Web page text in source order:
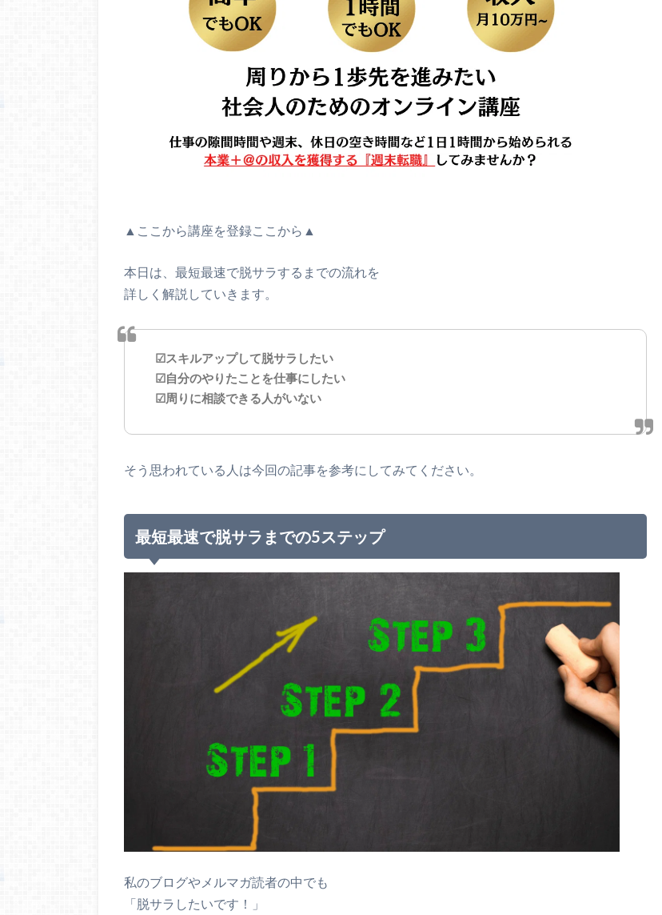
▲ここから講座を登録ここから▲
本日は、最短最速で脱サラするまでの流れを
詳しく解説していきます。
☑スキルアップして脱サラしたい
☑自分のやりたことを仕事にしたい
☑周りに相談できる人がいない
そう思われている人は今回の記事を参考にしてみてください。
最短最速で脱サラまでの5ステップ
私のブログやメルマガ読者の中でも
「脱サラしたいです！」